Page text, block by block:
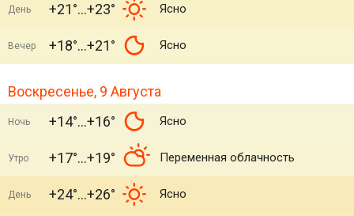
День +21° +23° Ясно
Вечер +18° +21° Ясно
Воскресенье, 9 Августа
Ночь +14° +16° Ясно
Утро +17° +19° Переменная облачность
День +24° +26° Ясно